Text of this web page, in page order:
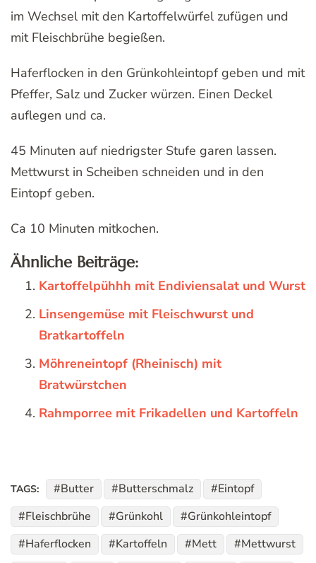
im Wechsel mit den Kartoffelwürfel zufügen und
mit Fleischbrühe begießen.
Haferflocken in den Grünkohleintopf geben und mit
Pfeffer, Salz und Zucker würzen. Einen Deckel
auflegen und ca.
45 Minuten auf niedrigster Stufe garen lassen.
Mettwurst in Scheiben schneiden und in den
Eintopf geben.
Ca 10 Minuten mitkochen.
Ähnliche Beiträge:
Kartoffelpühhh mit Endiviensalat und Wurst
Linsengemüse mit Fleischwurst und
Bratkartoffeln
Möhreneintopf (Rheinisch) mit
Bratwürstchen
Rahmporree mit Frikadellen und Kartoffeln
TAGS: Butter Butterschmalz
Eintopf
Fleischbrühe
Grünkohl
Grünkohleintopf
Haferflocken
Kartoffeln Mett
Mettwurst